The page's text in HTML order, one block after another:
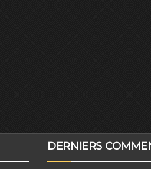
DERNIERS